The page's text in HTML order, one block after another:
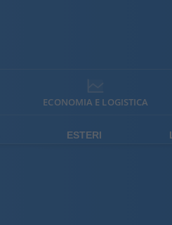
ECONOMIA E LOGISTICA
ESTERI